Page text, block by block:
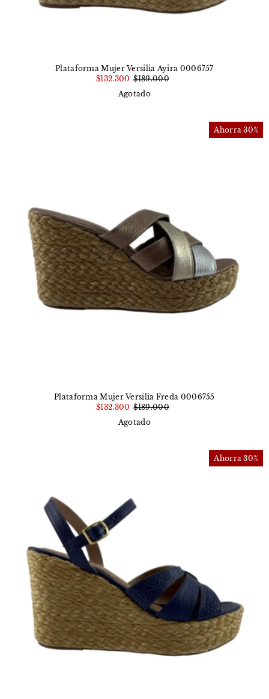
Plataforma Mujer Versilia Ayira 0006757
$132.300 $189.000
Agotado
Ahorra 30%
Plataforma Mujer Versilia Freda 0006755
$132.300 $189.000
Agotado
Ahorra 30%